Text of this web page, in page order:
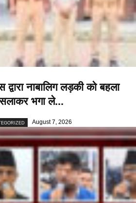
द्वारा नाबालिग लड़की को बहला
भगा ले...
August 7, 2026